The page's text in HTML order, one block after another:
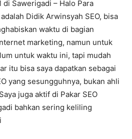
di Sawerigadi – Halo Para
Didik Arwinsyah SEO, bisa
waktu di bagian
marketing, namun untuk
untuk waktu ini, tapi mudah
itu bisa saya dapatkan sebagai
yang sesungguhnya, bukan ahli
juga aktif di Pakar SEO
bahkan sering keliling